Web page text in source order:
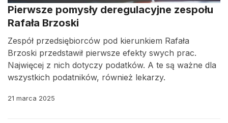
Pierwsze pomysły deregulacyjne zespołu
Rafała Brzoski
Zespół przedsiębiorców pod kierunkiem Rafała
Brzoski przedstawił pierwsze efekty swych prac.
Najwięcej z nich dotyczy podatków. A te są ważne dla
wszystkich podatników, również lekarzy.
21 marca 2025